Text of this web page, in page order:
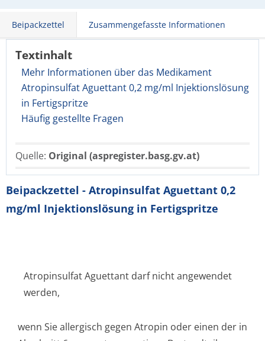
Beipackzettel Zusammengefasste Informationen
Textinhalt
Mehr Informationen über das Medikament
Atropinsulfat Aguettant 0,2 mg/ml Injektionslösung
in Fertigspritze
Häufig gestellte Fragen
Quelle: Original (aspregister.basg.gv.at)
Beipackzettel - Atropinsulfat Aguettant 0,2
mg/ml Injektionslösung in Fertigspritze
Atropinsulfat Aguettant darf nicht angewendet
werden,
wenn Sie allergisch gegen Atropin oder einen der in